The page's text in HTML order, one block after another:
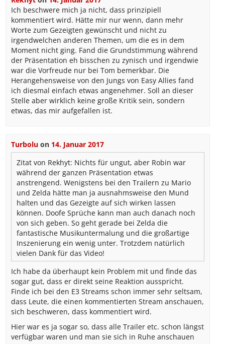
Ich beschwere mich ja nicht, dass prinzipiell
kommentiert wird. Hätte mir nur wenn, dann mehr
Worte zum Gezeigten gewünscht und nicht zu
irgendwelchen anderen Themen, um die es in dem
Moment nicht ging. Fand die Grundstimmung während
der Präsentation eh bisschen zu zynisch und irgendwie
war die Vorfreude nur bei Tom bemerkbar. Die
Herangehensweise von den Jungs von Easy Allies fand
ich diesmal einfach etwas angenehmer. Soll an dieser
Stelle aber wirklich keine große Kritik sein, sondern
etwas, das mir aufgefallen ist.
Turboluon 14. Januar 2017
Zitat von Rekhyt: Nichts für ungut, aber Robin war
während der ganzen Präsentation etwas
anstrengend. Wenigstens bei den Trailern zu Mario
und Zelda hätte man ja ausnahmsweise den Mund
halten und das Gezeigte auf sich wirken lassen
können. Doofe Sprüche kann man auch danach noch
von sich geben. So geht gerade bei Zelda die
fantastische Musikuntermalung und die großartige
Inszenierung ein wenig unter. Trotzdem natürlich
vielen Dank für das Video!
Ich habe da überhaupt kein Problem mit und finde das
sogar gut, dass er direkt seine Reaktion ausspricht.
Finde ich bei den E3 Streams schon immer sehr seltsam,
dass Leute, die einen kommentierten Stream anschauen,
sich beschweren, dass kommentiert wird.
Hier war es ja sogar so, dass alle Trailer etc. schon längst
verfügbar waren und man sie sich in Ruhe anschauen